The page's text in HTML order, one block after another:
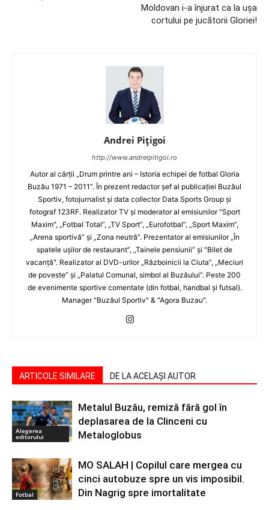
Moldovan i-a înjurat ca la uşa
cortului pe jucătorii Gloriei!
Andrei Pițigoi
http://www.andreipitigoi.ro
Autor al cărţii „Drum printre ani – Istoria echipei de fotbal Gloria
Buzău 1971 – 2011”. În prezent redactor şef al publicaţiei Buzăul
Sportiv, fotojurnalist şi data collector Data Sports Group şi
fotograf 123RF. Realizator TV şi moderator al emisiunilor "Sport
Maxim", „Fotbal Total”, „TV Sport”, „Eurofotbal”, „Sport Maxim”,
„Arena sportivă” şi „Zona neutră”. Prezentator al emisiunilor „În
spatele uşilor de restaurant”, „Tainele pensiunii” şi "Bilet de
vacanţă". Realizator al DVD-urilor „Războinicii la Ciuta”, „Meciuri
de poveste” şi „Palatul Comunal, simbol al Buzăului”. Peste 200
de evenimente sportive comentate (din fotbal, handbal şi futsal).
Manager "Buzăul Sportiv" & "Agora Buzau".
ARTICOLE SIMILARE DE LA ACELAȘI AUTOR
Alegerea
editorului
Metalul Buzău, remiză fără gol în
deplasarea de la Clinceni cu
Metaloglobus
Fotbal
MO SALAH | Copilul care mergea cu
cinci autobuze spre un vis imposibil.
Din Nagrig spre imortalitate